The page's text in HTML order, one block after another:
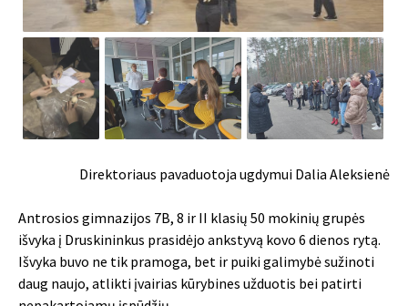
Direktoriaus pavaduotoja ugdymui Dalia Aleksienė
Antrosios gimnazijos 7B, 8 ir II klasių 50 mokinių grupės
išvyka į Druskininkus prasidėjo ankstyvą kovo 6 dienos rytą.
Išvyka buvo ne tik pramoga, bet ir puiki galimybė sužinoti
daug naujo, atlikti įvairias kūrybines užduotis bei patirti